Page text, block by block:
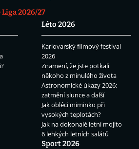
Liga 2026/27
Léto 2026
Karlovarský filmový festival
2026
Znamení, že jste potkali
někoho z minulého života
Astronomické úkazy 2026:
zatmění slunce a další
Jak obléci miminko při
vysokých teplotách?
Jak na dokonalé letní mojito
6 lehkých letních salátů
Sport 2026